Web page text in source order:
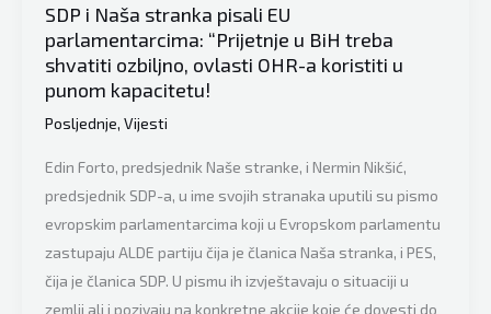
SDP i Naša stranka pisali EU
parlamentarcima: “Prijetnje u BiH treba
shvatiti ozbiljno, ovlasti OHR-a koristiti u
punom kapacitetu!
Posljednje, Vijesti
Edin Forto, predsjednik Naše stranke, i Nermin Nikšić,
predsjednik SDP-a, u ime svojih stranaka uputili su pismo
evropskim parlamentarcima koji u Evropskom parlamentu
zastupaju ALDE partiju čija je članica Naša stranka, i PES,
čija je članica SDP. U pismu ih izvještavaju o situaciji u
zemlji ali i pozivaju na konkretne akcije koje će dovesti do